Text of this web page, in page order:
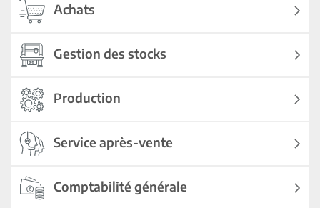
Achats
Gestion des stocks
Production
Service après-vente
Comptabilité générale